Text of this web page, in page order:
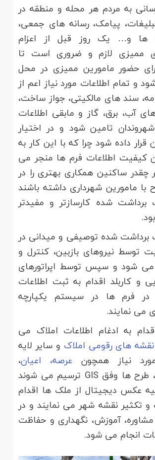
به مردم هر محله و منطقه در
پیامک، رسانه های جمعی،
ها و… یک روز قبل از اعزام
ممیزی لازم و ضروری است تا
حضور مامورین ممیزی در محل
و تمام اطلاعات مورد نیاز اعم از
سند های مالکیتی، جواز ساخت،
آب، برق، گاز و مابقی اطلاعات
تامین شود و در اختیار
قرار داده شود چرا که با این کار به
کیفیت اطلاعات فرم ها منجر می
ساکنین همکاری بهتری را در
با مامورین شهرداری داشته باشند
برداشت شده کارسازتر و مفیدتر
برداشت شده توصیفی و میدانی در
توسط نیروهای بازبین، کنترل و
شود و سپس توسط اپراتورهای
و کاربلد اقدام به ثبت اطلاعات
در فرم ها در سیستم یکپارچه
می نمایند.
به ادغام اطلاعات املاک می
نقشه های رقومی املاک و سایر لایه
نیاز همچون عرصه، اعیان،
مشاغل، طرح ها وفق GIS ترسیم می شوند
عکس دیجیتال از ملک ها اقدام
تکثیر نقشه شهر می نمایند و در
آموزش، نگهداری و حفاظت
انجام می شود.